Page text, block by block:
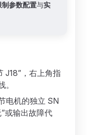
制参数配置与实
J18”，右上角指
电机的独立 SN
或输出故障代